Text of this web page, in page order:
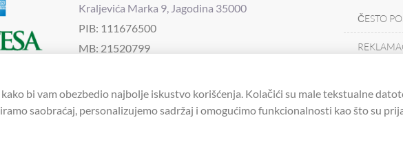
Kraljevića Marka 9, Jagodina 35000
PIB: 111676500
MB: 21520799
hidrotermjagodina@yahoo.com
ČESTO
bi vam obezbedio najbolje iskustvo korišćenja. Kolačići su male tekstualne
saobraćaj, personalizujemo sadržaj i omogućimo funkcionalnosti kao što su